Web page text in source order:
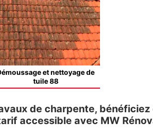
et nettoyage de
tuile 88
de charpente,
accessible avec MW